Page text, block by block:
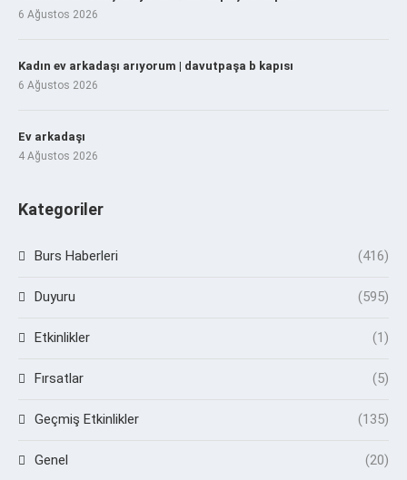
6 Ağustos 2026
Kadın ev arkadaşı arıyorum | davutpaşa b kapısı
6 Ağustos 2026
Ev arkadaşı
4 Ağustos 2026
Kategoriler
Burs Haberleri (416)
Duyuru (595)
Etkinlikler (1)
Fırsatlar (5)
Geçmiş Etkinlikler (135)
Genel (20)